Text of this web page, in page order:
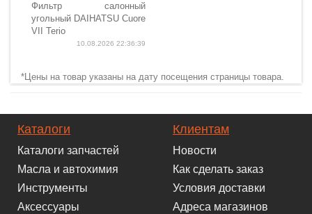
Фильтр салонный
угольный DAIHATSU Cuore
VII Terio
10.08.2026 22:36:39
*Цены на товар указаны на дату посещения страницы товара.
Каталоги
Каталоги запчастей
Масла и автохимия
Инструменты
Аксессуары
Клиентам
Новости
Как сделать заказ
Условия доставки
Адреса магазинов